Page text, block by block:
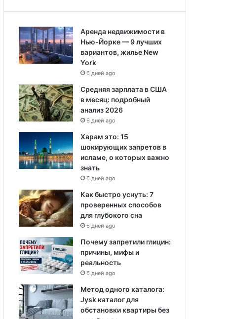
Аренда недвижимости в
Нью-Йорке — 9 лучших
вариантов, жилье New
York
6 дней ago
Средняя зарплата в США
в месяц: подробный
анализ 2026
6 дней ago
Харам это: 15
шокирующих запретов в
исламе, о которых важно
знать
6 дней ago
Как быстро уснуть: 7
проверенных способов
для глубокого сна
6 дней ago
Почему запретили глицин:
причины, мифы и
реальность
6 дней ago
Метод одного каталога:
Jysk каталог для
обстановки квартиры без